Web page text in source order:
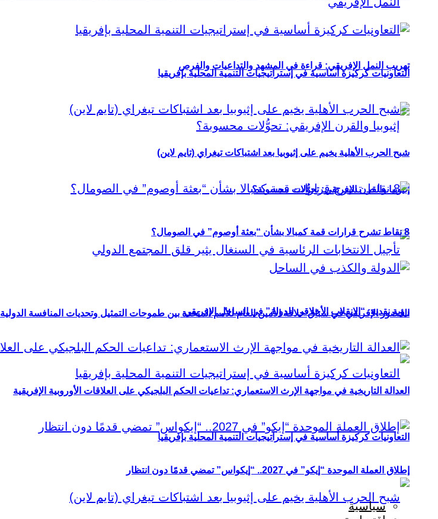
تهريب النمل الإفريقي: قراءة في المشهد والتداعيات والفرص
إثيوبيا والقرن الإفريقي: تحوُّلات محسوبة؟
الحضور الإفريقي في سباق خلافة الأمين العام للأمم المتحدة بين طموحات التمثيل وتحديات المنافسة الدولية
التعاونيات كركيزة أساسية في إستراتيجيات التنمية المحلية بإفريقيا
التعاونيات كركيزة أساسية في إستراتيجيات التنمية المحلية بإفريقيا
شبح الحرب الأهلية يخيم على إثيوبيا بعد اشتباكات تيغراي (تايم لاين)
8 نقاط تشرح قرارات قمة كمبالا بشأن “بعثة أوصوم” في الصومال؟
رؤية نقدية: “الانقلاب الأخلاقي للدولة” في الساحل الإفريقي
العدالة التاريخية في مواجهة الإرث الاستعماري: تداعيات الحكم البلجيكي على العلاقات الأوروبية الإفريقية
إطلاق العملة الموحدة “إيكو” في 2027.. “إيكواس” تمضي قدمًا دون انتظار
سياسية